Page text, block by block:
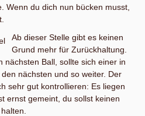
Wenn du dich nun bücken musst,
Ab dieser Stelle gibt es keinen
Grund mehr für Zurückhaltung.
nächsten Ball, sollte sich einer in
nächsten und so weiter. Der
sehr gut kontrollieren: Es liegen
ernst gemeint, du sollst keinen